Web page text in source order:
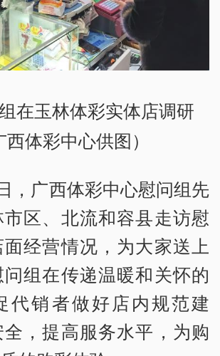
在玉林体彩实体店调研
西体彩中心供图）
，广西体彩中心慰问组先
区、北流和容县走访慰
经营情况，为大家送上
组在传递温暖和关怀的
代销者做好店内规范建
，提高服务水平，为购